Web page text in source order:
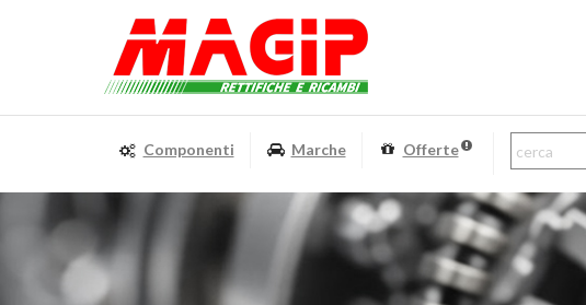
Componenti Marche Offerte